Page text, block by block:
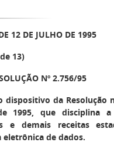
12 DE JULHO DE 1995
13)
Nº 2.756/95
dispositivo da Resolução
1995, que disciplina a
e demais receitas
eletrônica de dados.